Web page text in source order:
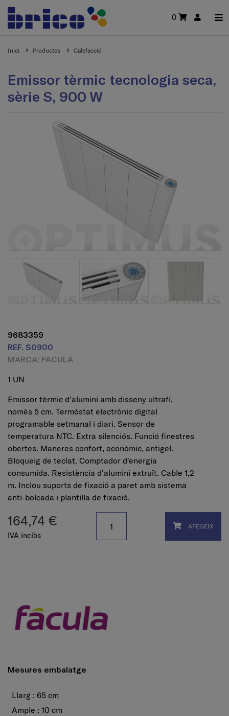
0
Inici Productes Calefacció
Emissor tèrmic tecnologia seca,
sèrie S, 900 W
9683359
REF. S0900
MARCA: FACULA
1 UN
Emissor tèrmic d'alumini amb disseny ultrafí,
nomès 5 cm. Termòstat electrònic digital
programable setmanal i diari. Sensor de
temperatura NTC. Extra silenciós. Funció finestres
obertes. Maneres confort, econòmic, antigel.
Bloqueig de teclat. Comptador d'energia
consumida. Resistència d'alumini extruït. Cable 1,2
m. Inclou suports de fixació a paret amb sistema
anti-bolcada i plantilla de fixació.
164,74 €
IVA inclòs
AFEGEIX
Mesures embalatge
Llarg : 65 cm
Ample : 10 cm